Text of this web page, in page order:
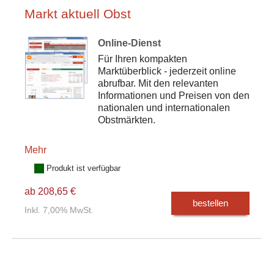
Markt aktuell Obst
Online-Dienst
Für Ihren kompakten
Marktüberblick - jederzeit online
abrufbar. Mit den relevanten
Informationen und Preisen von den
nationalen und internationalen
Obstmärkten.
Mehr
Produkt ist verfügbar
ab 208,65 €
Inkl. 7,00% MwSt.
bestellen